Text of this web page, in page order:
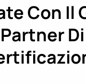
Con Il
Partner Di